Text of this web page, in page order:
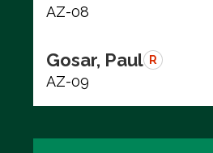
AZ-08
Gosar, Paul R
AZ-09